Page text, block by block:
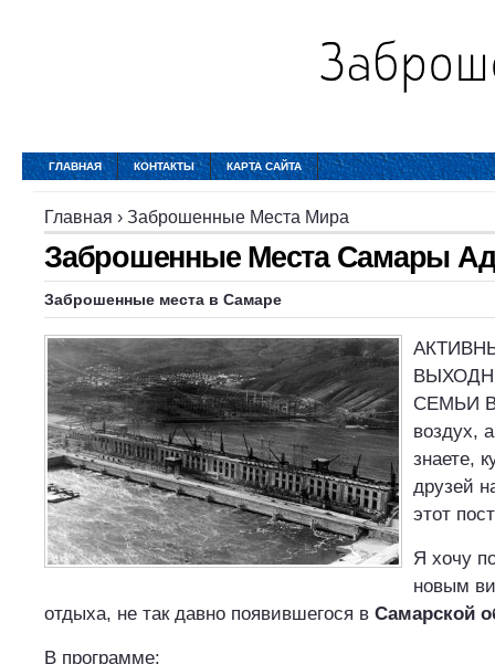
ГЛАВНАЯ КОНТАКТЫ КАРТА САЙТА
Главная › Заброшенные Места Мира
Заброшенные Места Самары
Заброшенные места в Самаре
СЕМЬИ
воздух,
знаете,
друзей
этот
Я хочу
новым
отдыха, не так давно появившегося в Самарской
В программе: